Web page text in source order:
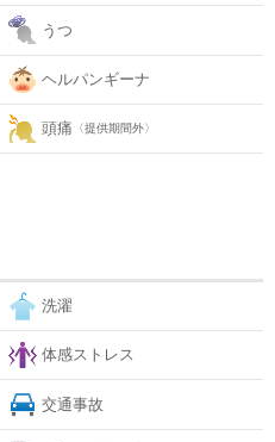
うつ
ヘルパンギーナ
頭痛 〈提供期間外〉
洗濯
体感ストレス
交通事故